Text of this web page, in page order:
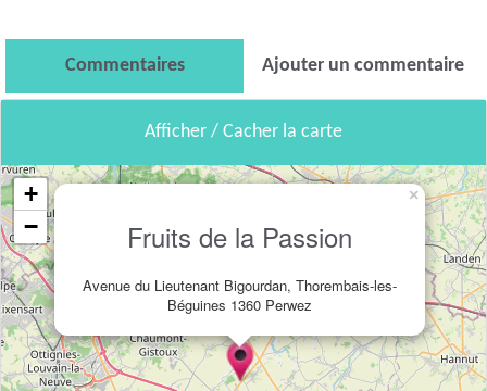
Commentaires Ajouter un commentaire
Afficher / Cacher la carte
Fruits de la Passion
Avenue du Lieutenant Bigourdan, Thorembais-les-
Béguines 1360 Perwez
×
+
−